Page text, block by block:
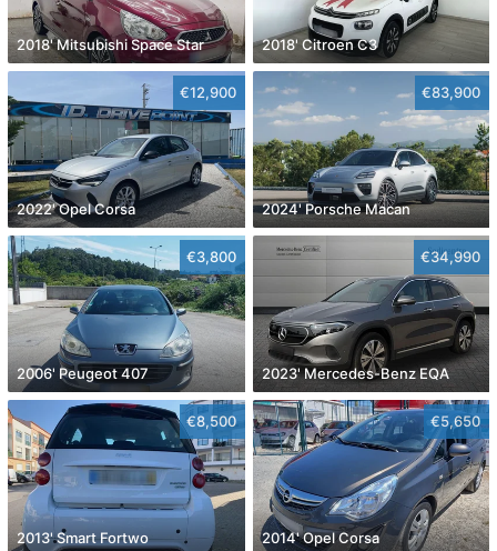
2018' Mitsubishi Space Star 2018' Citroen C3
€12,900
2022' Opel Corsa
€83,900
2024' Porsche Macan
€3,800
2006' Peugeot 407
€34,990
2023' Mercedes-Benz EQA
€8,500
2013' Smart Fortwo
€5,650
2014' Opel Corsa